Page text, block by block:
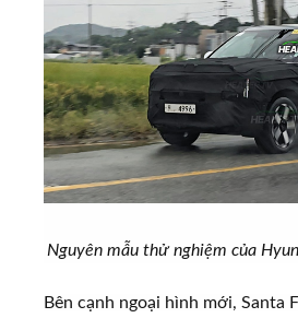
Nguyên mẫu thử nghiệm của
Bên cạnh ngoại hình mới, Santa